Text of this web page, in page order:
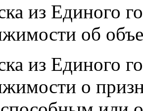
из Единого
об
из Единого
о